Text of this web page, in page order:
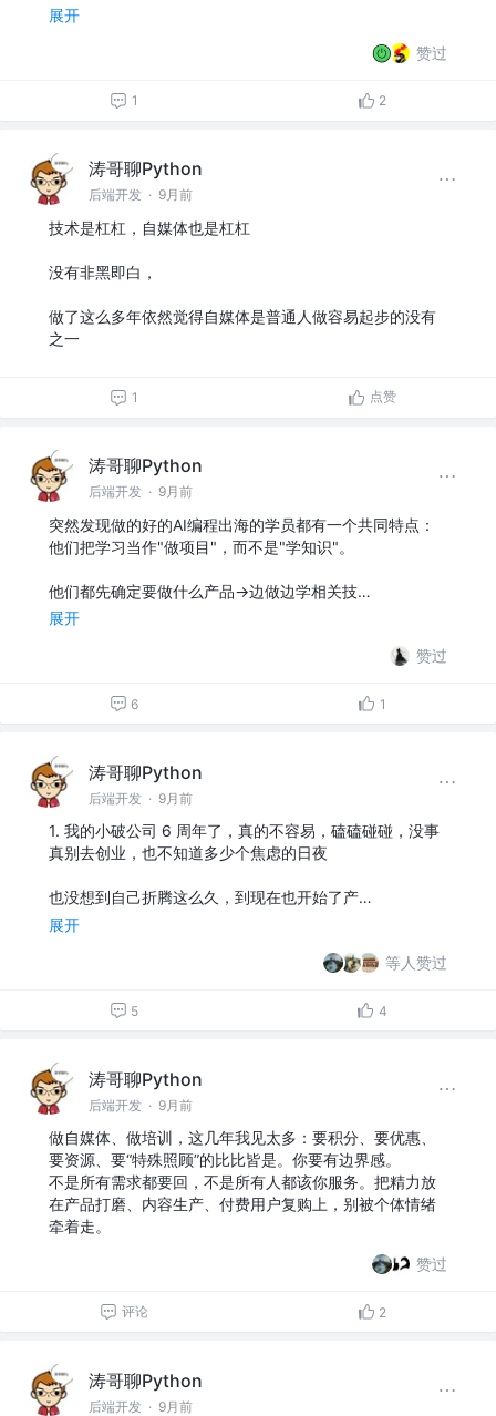
展开
赞过
1 2
涛哥聊Python
后端开发 · 9月前
技术是杠杠，自媒体也是杠杠
没有非黑即白，
做了这么多年依然觉得自媒体是普通人做容易起步的没有
之一
1 点赞
涛哥聊Python
后端开发 · 9月前
突然发现做的好的AI编程出海的学员都有一个共同特点：
他们把学习当作"做项目"，而不是"学知识"。
他们都先确定要做什么产品→边做边学相关技…
展开
赞过
6 1
涛哥聊Python
后端开发 · 9月前
1. 我的小破公司 6 周年了，真的不容易，磕磕碰碰，没事
真别去创业，也不知道多少个焦虑的日夜
也没想到自己折腾这么久，到现在也开始了产…
展开
等人赞过
5 4
涛哥聊Python
后端开发 · 9月前
做自媒体、做培训，这几年我见太多：要积分、要优惠、
要资源、要“特殊照顾”的比比皆是。你要有边界感。
不是所有需求都要回，不是所有人都该你服务。把精力放
在产品打磨、内容生产、付费用户复购上，别被个体情绪
牵着走。
赞过
评论 2
涛哥聊Python
后端开发 · 9月前